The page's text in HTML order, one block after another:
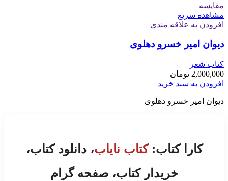
مقایسه
مشاهده سریع
افزودن به علاقه مندی
دیوان امیر خسرو دهلوی
کتاب شعر
2,000,000 تومان
افزودن به سبد خرید
دیوان امیر خسرو دهلوی
کارا کتاب:کتاب نایاب، دانلود کتاب،
خریدار کتاب، صفحه گرام